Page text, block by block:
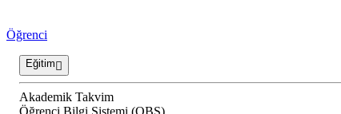
Öğrenci
Eğitim
Akademik Takvim